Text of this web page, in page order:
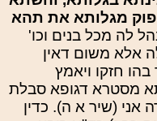
מגלותא את תהא
לה מכל בנים וכו'
אלא משום דאין
חזקו ויאמץ
מסטרא דגופא סבלת
אני (שיר א ה). כדין